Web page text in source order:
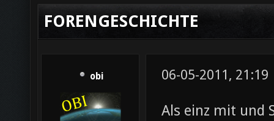
FORENGESCHICHTE
obi 06-05-2011, 21:19
Als einz mit und